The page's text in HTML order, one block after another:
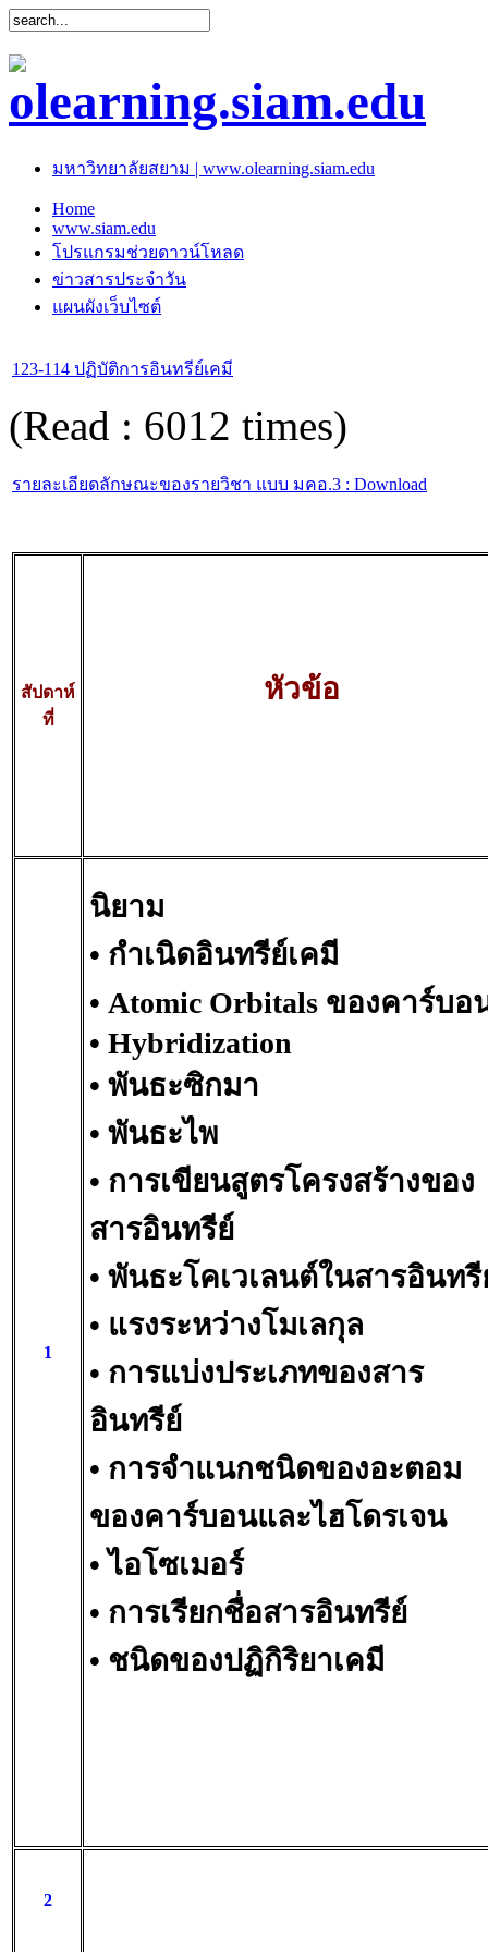
มหาวิทยาลัยสยาม | www.olearning.siam.edu
Home
www.siam.edu
โปรแกรมช่วยดาวน์โหลด
ข่าวสารประจำวัน
แผนผังเว็บไซต์
123-114 ปฏิบัติการอินทรีย์เคมี
(Read : 6012 times)
รายละเอียดลักษณะของรายวิชา แบบ มคอ.3 : Download
สัปดาห์
ที่
หัวข้อ
1
นิยาม
• กำเนิดอินทรีย์เคมี
• Atomic Orbitals ของคาร์บอ
• Hybridization
• พันธะซิกมา
• พันธะไพ
• การเขียนสูตรโครงสร้างของ
สารอินทรีย์
• พันธะโคเวเลนต์ในสารอินทรี
• แรงระหว่างโมเลกุล
• การแบ่งประเภทของสาร
อินทรีย์
• การจำแนกชนิดของอะตอม
ของคาร์บอนและไฮโดรเจน
• ไอโซเมอร์
• การเรียกชื่อสารอินทรีย์
• ชนิดของปฏิกิริยาเคมี
2